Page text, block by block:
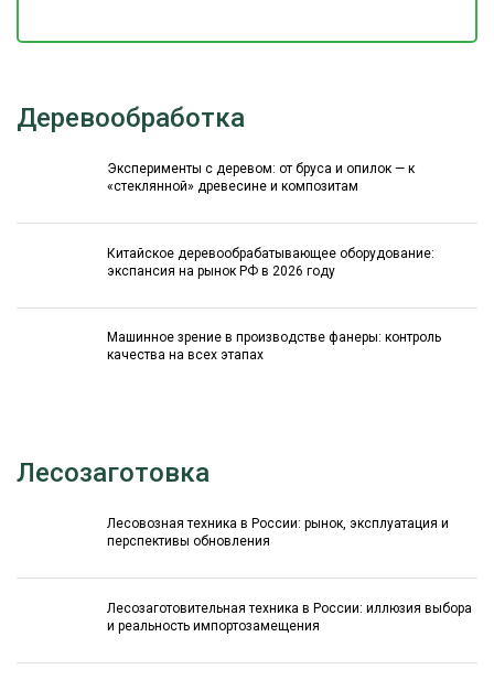
Деревообработка
Эксперименты с деревом: от бруса и опилок — к
«стеклянной» древесине и композитам
Китайское деревообрабатывающее оборудование:
экспансия на рынок РФ в 2026 году
Машинное зрение в производстве фанеры: контроль
качества на всех этапах
Лесозаготовка
Лесовозная техника в России: рынок, эксплуатация и
перспективы обновления
Лесозаготовительная техника в России: иллюзия выбора
и реальность импортозамещения